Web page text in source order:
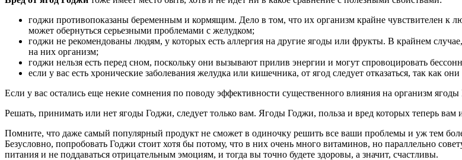
годжи противопоказаны беременным и кормящим. Дело в том, что их организм крайне чувствителен
может обернуться серьезными проблемами с желудком;
годжи не рекомендованы людям, у которых есть аллергия на другие ягоды или фрукты. В крайнем
на них организм;
годжи нельзя есть перед сном, поскольку они вызывают прилив энергии и могут спровоцировать
если у вас есть хронические заболевания желудка или кишечника, от ягод следует отказаться, так как
Если у вас остались еще некие сомнения по поводу эффективности существенного влияния на организм
Решать, принимать или нет ягоды Годжи, следует только вам. Ягоды Годжи, польза и вред которых теперь вам
Помните, что даже самый популярный продукт не сможет в одиночку решить все ваши проблемы и уж тем
Безусловно, попробовать Годжи стоит хотя бы потому, что в них очень много витаминов, но параллельно
питания и не поддаваться отрицательным эмоциям, и тогда вы точно будете здоровы, а значит, счастливы.